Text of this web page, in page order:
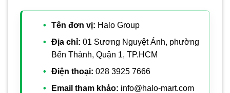
Tên đơn vị: Halo Group
Địa chỉ: 01 Sương Nguyệt Ánh, phường
Bến Thành, Quận 1, TP.HCM
Điện thoại: 028 3925 7666
Email tham khảo: info@halo-mart.com